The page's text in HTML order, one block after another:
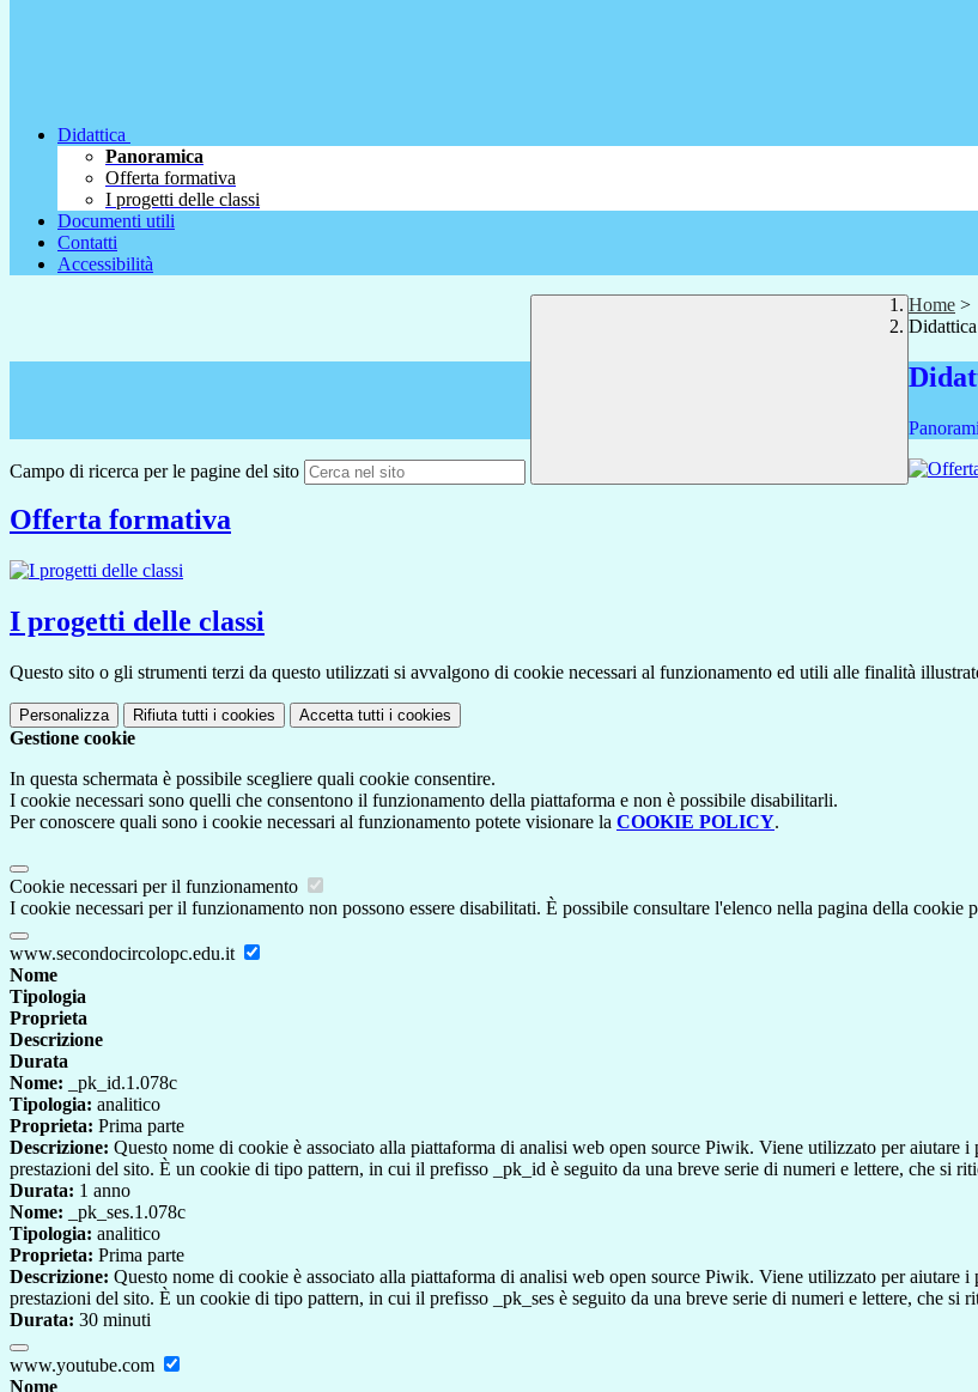
Didattica
Panoramica
Offerta formativa
I progetti delle classi
Documenti utili
Contatti
Accessibilità
Campo di ricerca per le pagine del sito
Home >
Didattica
Offerta formativa
I progetti delle classi
Questo sito o gli strumenti terzi da questo utilizzati si avvalgono di cookie necessari al funzionamento ed utili alle finalità
Personalizza Rifiuta tutti i cookies Accetta tutti i cookies
Gestione cookie
In questa schermata è possibile scegliere quali cookie consentire.
I cookie necessari sono quelli che consentono il funzionamento della piattaforma e non è possibile disabilitarli.
Per conoscere quali sono i cookie necessari al funzionamento potete visionare la COOKIE POLICY.
Cookie necessari per il funzionamento
I cookie necessari per il funzionamento non possono essere disabilitati. È possibile consultare l'elenco nella pagina della cookie
www.secondocircolopc.edu.it
Nome
Tipologia
Proprieta
Descrizione
Durata
Nome: _pk_id.1.078c
Tipologia: analitico
Proprieta: Prima parte
Descrizione: Questo nome di cookie è associato alla piattaforma di analisi web open source Piwik. Viene utilizzato per
prestazioni del sito. È un cookie di tipo pattern, in cui il prefisso _pk_id è seguito da una breve serie di numeri e lettere, che si
Durata: 1 anno
Nome: _pk_ses.1.078c
Tipologia: analitico
Proprieta: Prima parte
Descrizione: Questo nome di cookie è associato alla piattaforma di analisi web open source Piwik. Viene utilizzato per
prestazioni del sito. È un cookie di tipo pattern, in cui il prefisso _pk_ses è seguito da una breve serie di numeri e lettere, che
Durata: 30 minuti
www.youtube.com
Nome